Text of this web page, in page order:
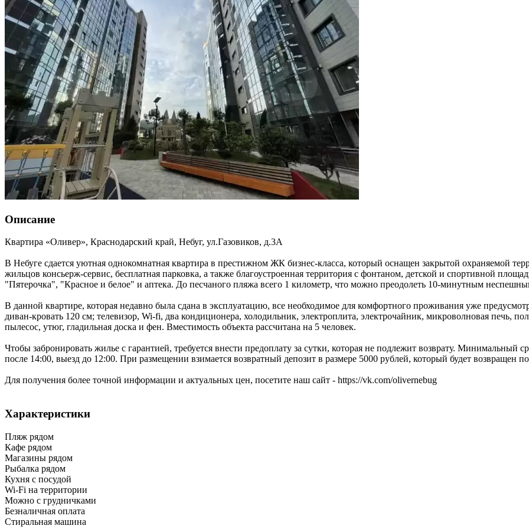
Описание
Квартира «Оливер», Краснодарский край, Небуг, ул.Газовиков, д.3А
В Небуге сдается уютная однокомнатная квартира в престижном ЖК бизнес-класса, который оснащен закрытой охраняемой
жильцов консьерж-сервис, бесплатная парковка, а также благоустроенная территория с фонтаном, детской и спортивной
"Пятерочка", "Красное и белое" и аптека. До песчаного пляжа всего 1 километр, что можно преодолеть 10-минутным
В данной квартире, которая недавно была сдана в эксплуатацию, все необходимое для комфортного проживания уже
диван-кровать 120 см; телевизор, Wi-fi, два кондиционера, холодильник, электроплита, электрочайник, микроволновая печь,
пылесос, утюг, гладильная доска и фен. Вместимость объекта рассчитана на 5 человек.
Чтобы забронировать жилье с гарантией, требуется внести предоплату за сутки, которая не подлежит возврату. Минимальный
после 14:00, выезд до 12:00. При размещении взимается возвратный депозит в размере 5000 рублей, который будет возвращен
Для получения более точной информации и актуальных цен, посетите наш сайт - https://vk.com/olivernebug
Характеристики
Пляж рядом
Кафе рядом
Магазины рядом
Рыбалка рядом
Кухня с посудой
Wi-Fi на территории
Можно с грудничками
Безналичная оплата
Стиральная машина